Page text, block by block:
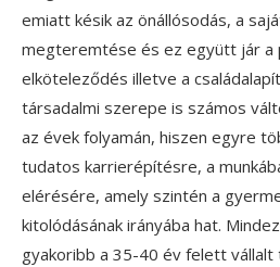
emiatt késik az önállósodás, a
megteremtése és ez együtt jár a
elköteleződés illetve a
társadalmi szerepe is számos
az évek folyamán, hiszen egyre
tudatos karrierépítésre, a
elérésére, amely szintén a
kitolódásának irányába hat.
gyakoribb a 35-40 év felett